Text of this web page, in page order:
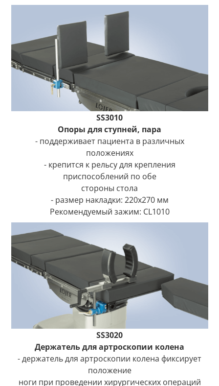
SS3010
Опоры для ступней, пара
- поддерживает пациента в различных
положениях
- крепится к рельсу для крепления
приспособлений по обе
стороны стола
- размер накладки: 220x270 мм
Рекомендуемый зажим: CL1010
SS3020
Держатель для артроскопии колена
- держатель для артроскопии колена фиксирует
положение
ноги при проведении хирургических операций